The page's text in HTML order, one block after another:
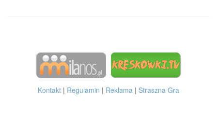
Kontakt | Regulamin | Reklama | Straszna Gra